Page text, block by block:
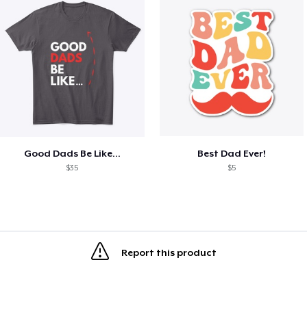
Good Dads Be Like...
$35
Best Dad Ever!
$5
Report this product